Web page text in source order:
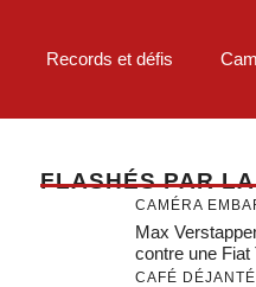
Records et défis
FLASHÉS PAR
CAMÉRA
Max
contre une Fiat
CAFÉ DÉJANTÉ